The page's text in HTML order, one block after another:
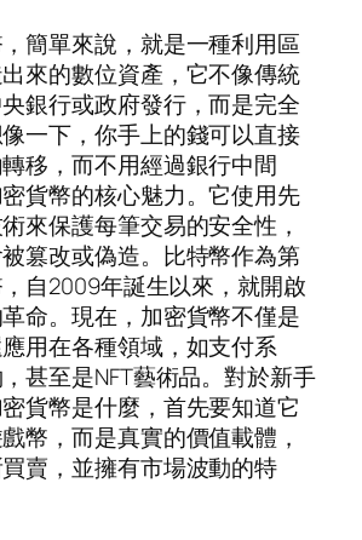
簡單來說，就是一種利用區
來的數位資產，它不像傳統
銀行或政府發行，而是完全
一下，你手上的錢可以直接
移，而不用經過銀行中間
貨幣的核心魅力。它使用先
來保護每筆交易的安全性，
篡改或偽造。比特幣作為第
自2009年誕生以來，就開啟
命。現在，加密貨幣不僅是
用在各種領域，如支付系
甚至是NFT藝術品。對於新手
貨幣是什麼，首先要知道它
幣，而是真實的價值載體，
賣，並擁有市場波動的特